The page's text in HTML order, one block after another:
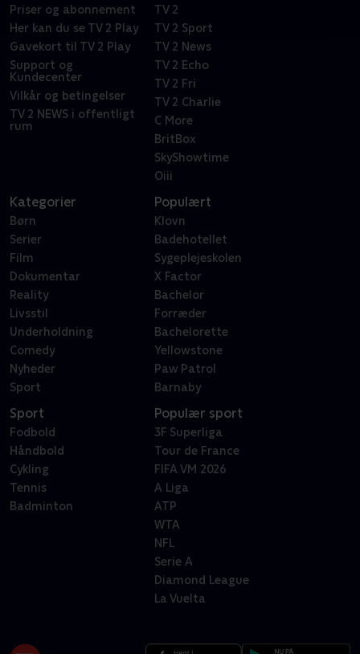
Priser og abonnement
Her kan du se TV 2 Play
Gavekort til TV 2 Play
Support og
Kundecenter
Vilkår og betingelser
TV 2 NEWS i offentligt
rum
TV 2
TV 2 Sport
TV 2 News
TV 2 Echo
TV 2 Fri
TV 2 Charlie
C More
BritBox
SkyShowtime
Oiii
Kategorier
Børn
Serier
Film
Dokumentar
Reality
Livsstil
Underholdning
Comedy
Nyheder
Sport
Populært
Klovn
Badehotellet
Sygeplejeskolen
X Factor
Bachelor
Forræder
Bachelorette
Yellowstone
Paw Patrol
Barnaby
Sport
Fodbold
Håndbold
Cykling
Tennis
Badminton
Populær sport
3F Superliga
Tour de France
FIFA VM 2026
A Liga
ATP
WTA
NFL
Serie A
Diamond League
La Vuelta